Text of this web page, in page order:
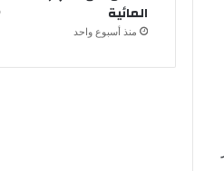
المائية
منذ أسبوع واحد